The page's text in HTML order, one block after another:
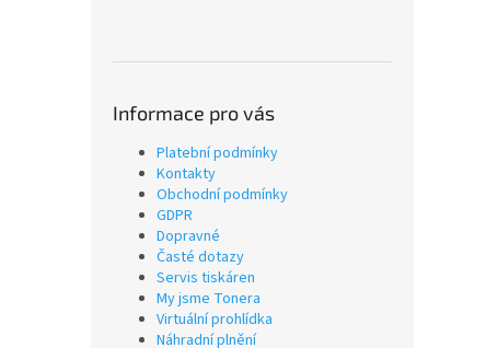
Informace pro vás
Platební podmínky
Kontakty
Obchodní podmínky
GDPR
Dopravné
Časté dotazy
Servis tiskáren
My jsme Tonera
Virtuální prohlídka
Náhradní plnění